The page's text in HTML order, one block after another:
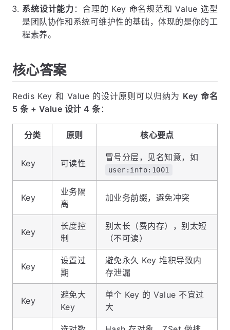
系统设计能力 ：合理的 Key 命名规范和 Value 选型
是团队协作和系统可维护性的基础，体现的是你的工
程素养。
核心答案
Redis Key 和 Value 的设计原则可以归纳为 Key 命名
5 条 + Value 设计 4 条 ：
分类 原则 核心要点
Key 可读性
冒号分层，见名知意，如
user:info:1001
Key
业务隔
离
加业务前缀，避免冲突
Key
长度控
制
别太长（费内存），别太短
（不可读）
Key
设置过
期
避免永久 Key 堆积导致内
存泄漏
Key
避免大
Key
单个 Key 的 Value 不宜过
大